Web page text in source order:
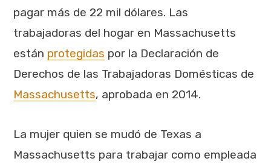
pagar más de 22 mil dólares. Las
trabajadoras del hogar en Massachusetts
están protegidas por la Declaración de
Derechos de las Trabajadoras Domésticas de
Massachusetts, aprobada en 2014.
La mujer quien se mudó de Texas a
Massachusetts para trabajar como empleada